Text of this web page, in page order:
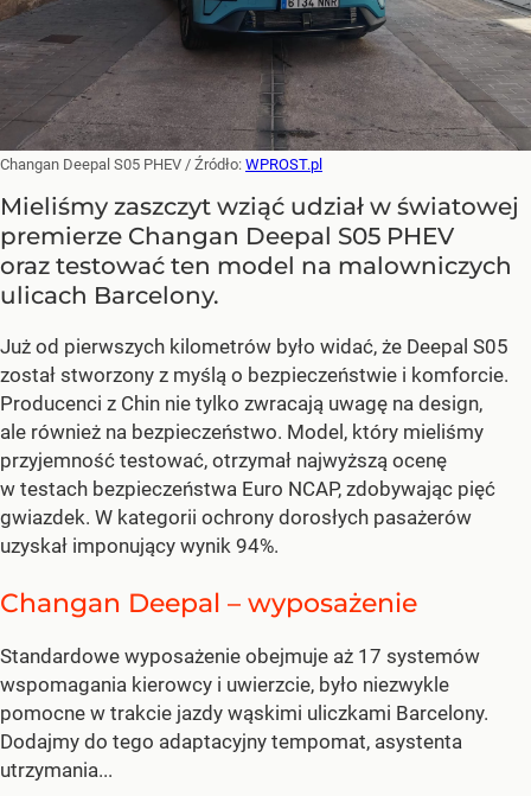
Changan Deepal S05 PHEV / Źródło: WPROST.pl
Mieliśmy zaszczyt wziąć udział w światowej
premierze Changan Deepal S05 PHEV
oraz testować ten model na malowniczych
ulicach Barcelony.
Już od pierwszych kilometrów było widać, że Deepal S05
został stworzony z myślą o bezpieczeństwie i komforcie.
Producenci z Chin nie tylko zwracają uwagę na design,
ale również na bezpieczeństwo. Model, który mieliśmy
przyjemność testować, otrzymał najwyższą ocenę
w testach bezpieczeństwa Euro NCAP, zdobywając pięć
gwiazdek. W kategorii ochrony dorosłych pasażerów
uzyskał imponujący wynik 94%.
Changan Deepal – wyposażenie
Standardowe wyposażenie obejmuje aż 17 systemów
wspomagania kierowcy i uwierzcie, było niezwykle
pomocne w trakcie jazdy wąskimi uliczkami Barcelony.
Dodajmy do tego adaptacyjny tempomat, asystenta
utrzymania...